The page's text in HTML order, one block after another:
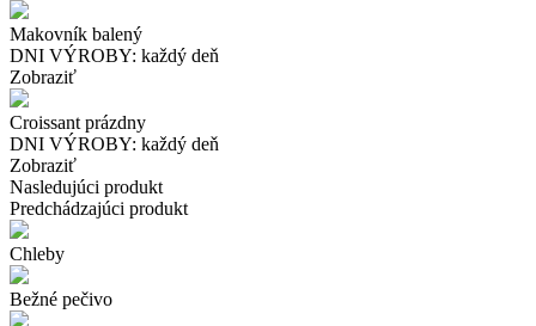
Makovník balený
DNI VÝROBY: každý deň
Zobraziť
Croissant prázdny
DNI VÝROBY: každý deň
Zobraziť
Nasledujúci produkt
Predchádzajúci produkt
Chleby
Bežné pečivo